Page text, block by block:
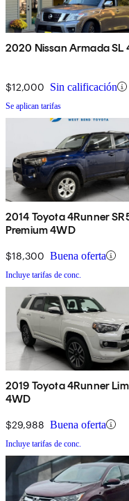
2020 Nissan Armada SL
$12,000 Sin calificación
Se aplican tarifas
2014 Toyota 4Runner
Premium 4WD
$18,300 Buena oferta
Incluye tarifas de conc.
2019 Toyota 4Runner
4WD
$29,988 Buena oferta
Incluye tarifas de conc.